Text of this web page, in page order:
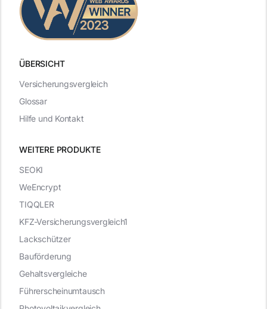
ÜBERSICHT
WEITERE PRODUKTE
Versicherungsvergleich
Glossar
Hilfe und Kontakt
SEOKI
WeEncrypt
TIQQLER
KFZ-Versicherungsvergleich1
Lackschützer
Bauförderung
Gehaltsvergleiche
Führerscheinumtausch